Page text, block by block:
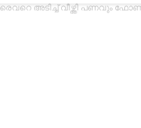
അടിച്ച് വീഴ്ത്തി പണവും